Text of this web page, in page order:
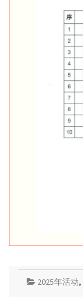
2025年活动,